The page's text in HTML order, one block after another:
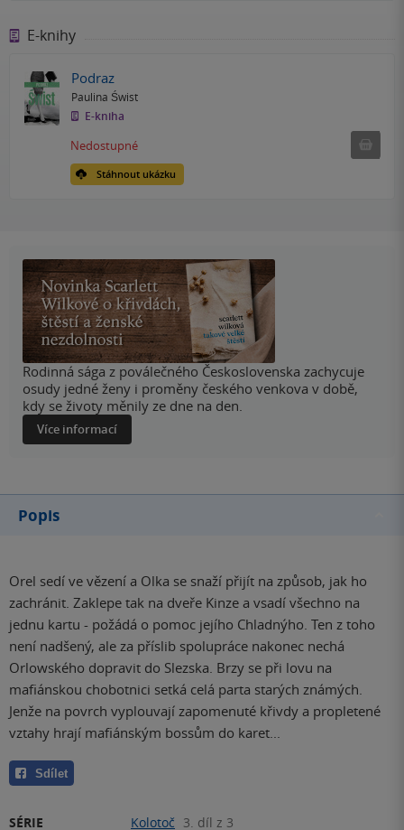
E-knihy
Podraz
Paulina Świst
E-kniha
Stáhnout ukázku
Nedostupné
Rodinná sága z poválečného Československa zachycuje
osudy jedné ženy i proměny českého venkova v době,
kdy se životy měnily ze dne na den.
Více informací
Popis
Orel sedí ve vězení a Olka se snaží přijít na způsob, jak ho
zachránit. Zaklepe tak na dveře Kinze a vsadí všechno na
jednu kartu - požádá o pomoc jejího Chladnýho. Ten z toho
není nadšený, ale za příslib spolupráce nakonec nechá
Orlowského dopravit do Slezska. Brzy se při lovu na
mafiánskou chobotnici setká celá parta starých známých.
Jenže na povrch vyplouvají zapomenuté křivdy a propletené
vztahy hrají mafiánským bossům do karet...
Sdílet
SÉRIE Kolotoč 3. díl z 3